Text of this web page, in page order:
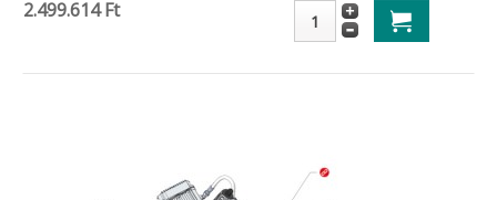
2.499.614 Ft